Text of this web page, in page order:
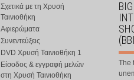
Σχετικά με τη Χρυσή
Ταινιοθήκη
Αφιερώματα
Συνεντεύξεις
DVD Χρυσή Ταινιοθήκη 1
Είσοδος & εγγραφή μελών
στη Χρυσή Ταινιοθήκη
The